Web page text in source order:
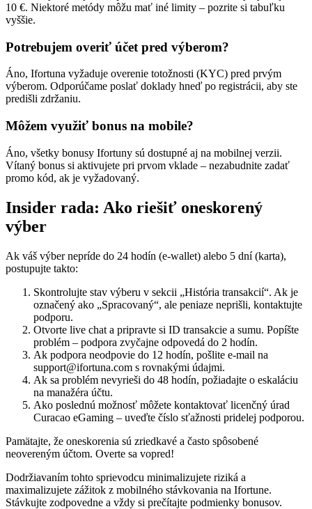
10 €. Niektoré metódy môžu mať iné limity – pozrite si tabuľku
vyššie.
Potrebujem overiť účet pred výberom?
Áno, Ifortuna vyžaduje overenie totožnosti (KYC) pred prvým
výberom. Odporúčame poslať doklady hneď po registrácii, aby ste
predišli zdržaniu.
Môžem využiť bonus na mobile?
Áno, všetky bonusy Ifortuny sú dostupné aj na mobilnej verzii.
Vítaný bonus si aktivujete pri prvom vklade – nezabudnite zadať
promo kód, ak je vyžadovaný.
Insider rada: Ako riešiť oneskorený
výber
Ak váš výber nepríde do 24 hodín (e-wallet) alebo 5 dní (karta),
postupujte takto:
Skontrolujte stav výberu v sekcii „História transakcií“. Ak je
označený ako „Spracovaný“, ale peniaze neprišli, kontaktujte
podporu.
Otvorte live chat a pripravte si ID transakcie a sumu. Popíšte
problém – podpora zvyčajne odpovedá do 2 hodín.
Ak podpora neodpovie do 12 hodín, pošlite e-mail na
support@ifortuna.com s rovnakými údajmi.
Ak sa problém nevyrieši do 48 hodín, požiadajte o eskaláciu
na manažéra účtu.
Ako poslednú možnosť môžete kontaktovať licenčný úrad
Curacao eGaming – uveďte číslo sťažnosti pridelej podporou.
Pamätajte, že oneskorenia sú zriedkavé a často spôsobené
neovereným účtom. Overte sa vopred!
Dodržiavaním tohto sprievodcu minimalizujete riziká a
maximalizujete zážitok z mobilného stávkovania na Ifortune.
Stávkujte zodpovedne a vždy si prečítajte podmienky bonusov.